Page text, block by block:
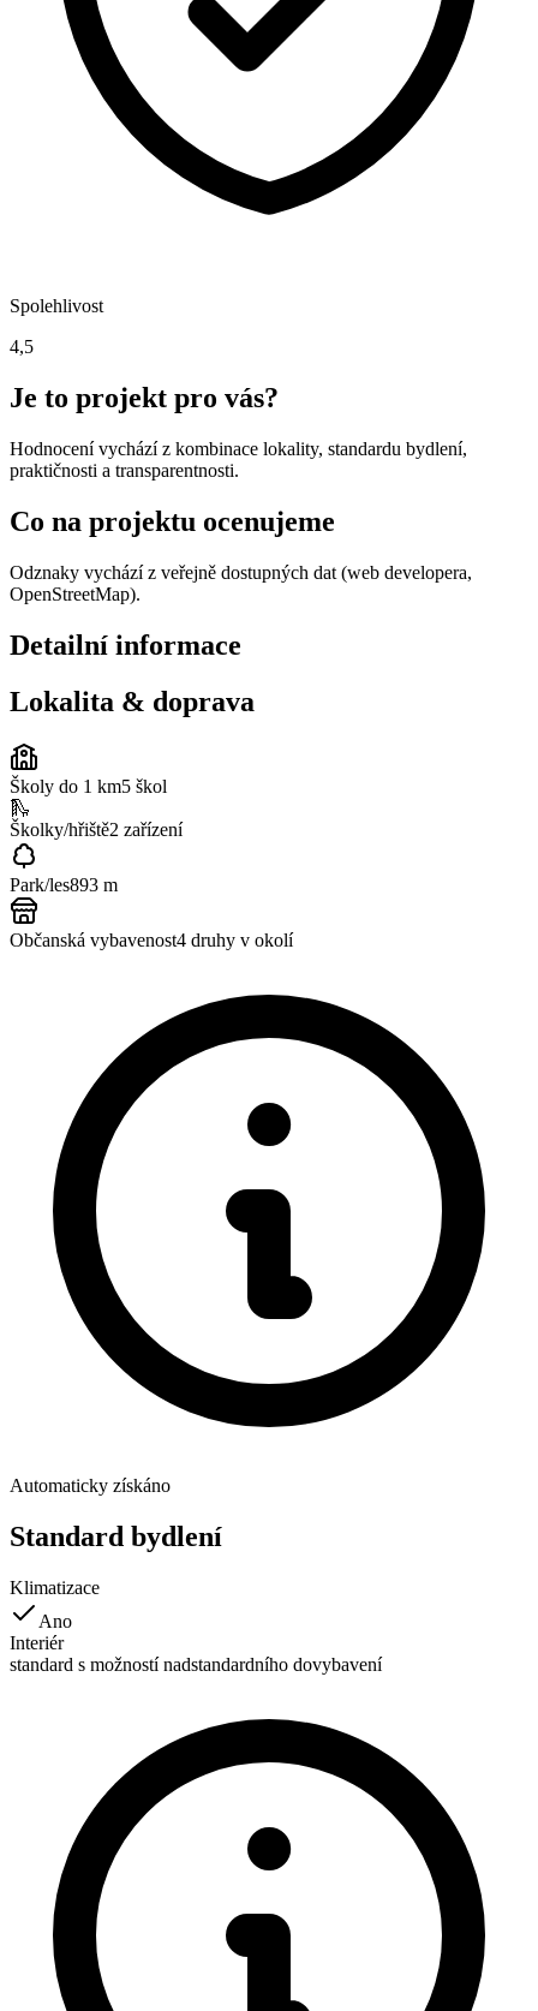
Spolehlivost
4,5
Je to projekt pro vás?
Hodnocení vychází z kombinace lokality, standardu bydlení,
praktičnosti a transparentnosti.
Co na projektu ocenujeme
Odznaky vychází z veřejně dostupných dat (web developera,
OpenStreetMap).
Detailní informace
Lokalita & doprava
Školy do 1 km5 škol
🛝
Školky/hřiště2 zařízení
Park/les893 m
Občanská vybavenost4 druhy v okolí
Automaticky získáno
Standard bydlení
Klimatizace
Ano
Interiér
standard s možností nadstandardního dovybavení